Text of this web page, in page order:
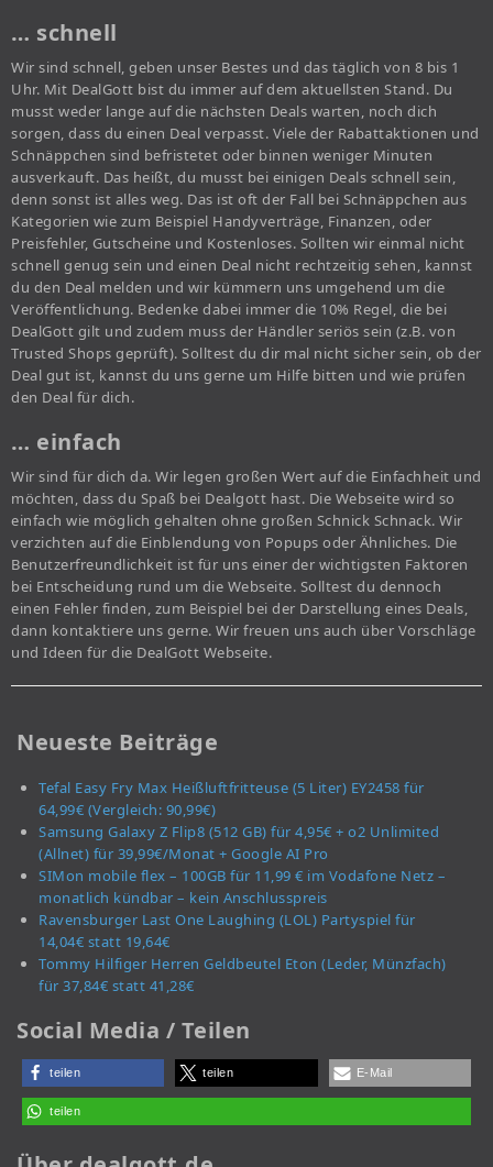
… schnell
Wir sind schnell, geben unser Bestes und das täglich von 8 bis 1
Uhr. Mit DealGott bist du immer auf dem aktuellsten Stand. Du
musst weder lange auf die nächsten Deals warten, noch dich
sorgen, dass du einen Deal verpasst. Viele der Rabattaktionen und
Schnäppchen sind befristetet oder binnen weniger Minuten
ausverkauft. Das heißt, du musst bei einigen Deals schnell sein,
denn sonst ist alles weg. Das ist oft der Fall bei Schnäppchen aus
Kategorien wie zum Beispiel Handyverträge, Finanzen, oder
Preisfehler, Gutscheine und Kostenloses. Sollten wir einmal nicht
schnell genug sein und einen Deal nicht rechtzeitig sehen, kannst
du den Deal melden und wir kümmern uns umgehend um die
Veröffentlichung. Bedenke dabei immer die 10% Regel, die bei
DealGott gilt und zudem muss der Händler seriös sein (z.B. von
Trusted Shops geprüft). Solltest du dir mal nicht sicher sein, ob der
Deal gut ist, kannst du uns gerne um Hilfe bitten und wie prüfen
den Deal für dich.
… einfach
Wir sind für dich da. Wir legen großen Wert auf die Einfachheit und
möchten, dass du Spaß bei Dealgott hast. Die Webseite wird so
einfach wie möglich gehalten ohne großen Schnick Schnack. Wir
verzichten auf die Einblendung von Popups oder Ähnliches. Die
Benutzerfreundlichkeit ist für uns einer der wichtigsten Faktoren
bei Entscheidung rund um die Webseite. Solltest du dennoch
einen Fehler finden, zum Beispiel bei der Darstellung eines Deals,
dann kontaktiere uns gerne. Wir freuen uns auch über Vorschläge
und Ideen für die DealGott Webseite.
Neueste Beiträge
Tefal Easy Fry Max Heißluftfritteuse (5 Liter) EY2458 für
64,99€ (Vergleich: 90,99€)
Samsung Galaxy Z Flip8 (512 GB) für 4,95€ + o2 Unlimited
(Allnet) für 39,99€/Monat + Google AI Pro
SIMon mobile flex – 100GB für 11,99 € im Vodafone Netz –
monatlich kündbar – kein Anschlusspreis
Ravensburger Last One Laughing (LOL) Partyspiel für
14,04€ statt 19,64€
Tommy Hilfiger Herren Geldbeutel Eton (Leder, Münzfach)
für 37,84€ statt 41,28€
Social Media / Teilen
teilen teilen E-Mail
teilen